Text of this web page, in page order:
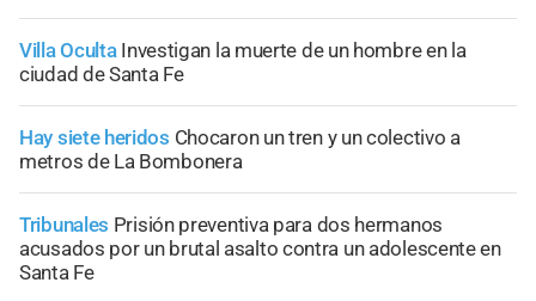
Villa Oculta Investigan la muerte de un hombre en la
ciudad de Santa Fe
Hay siete heridos Chocaron un tren y un colectivo a
metros de La Bombonera
Tribunales Prisión preventiva para dos hermanos
acusados por un brutal asalto contra un adolescente en
Santa Fe